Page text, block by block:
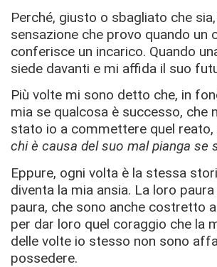
Perché, giusto o sbagliato che
sensazione che provo quando un
conferisce un incarico. Quando
siede davanti e mi affida il suo
Più volte mi sono detto che, in
mia se qualcosa è successo, che
stato io a commettere quel reato,
chi è causa del suo mal pianga se
Eppure, ogni volta è la stessa
diventa la mia ansia. La loro
paura, che sono anche costretto
per dar loro quel coraggio che la
delle volte io stesso non sono
possedere.